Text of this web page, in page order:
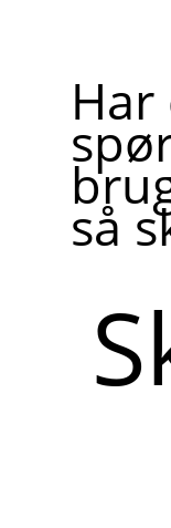
Har
så
her